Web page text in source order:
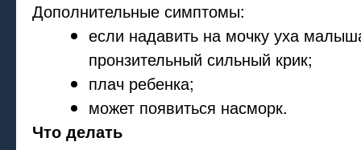
Дополнительные симптомы:
если надавить на мочку уха
пронзительный сильный крик;
плач ребенка;
может появиться насморк.
Что делать